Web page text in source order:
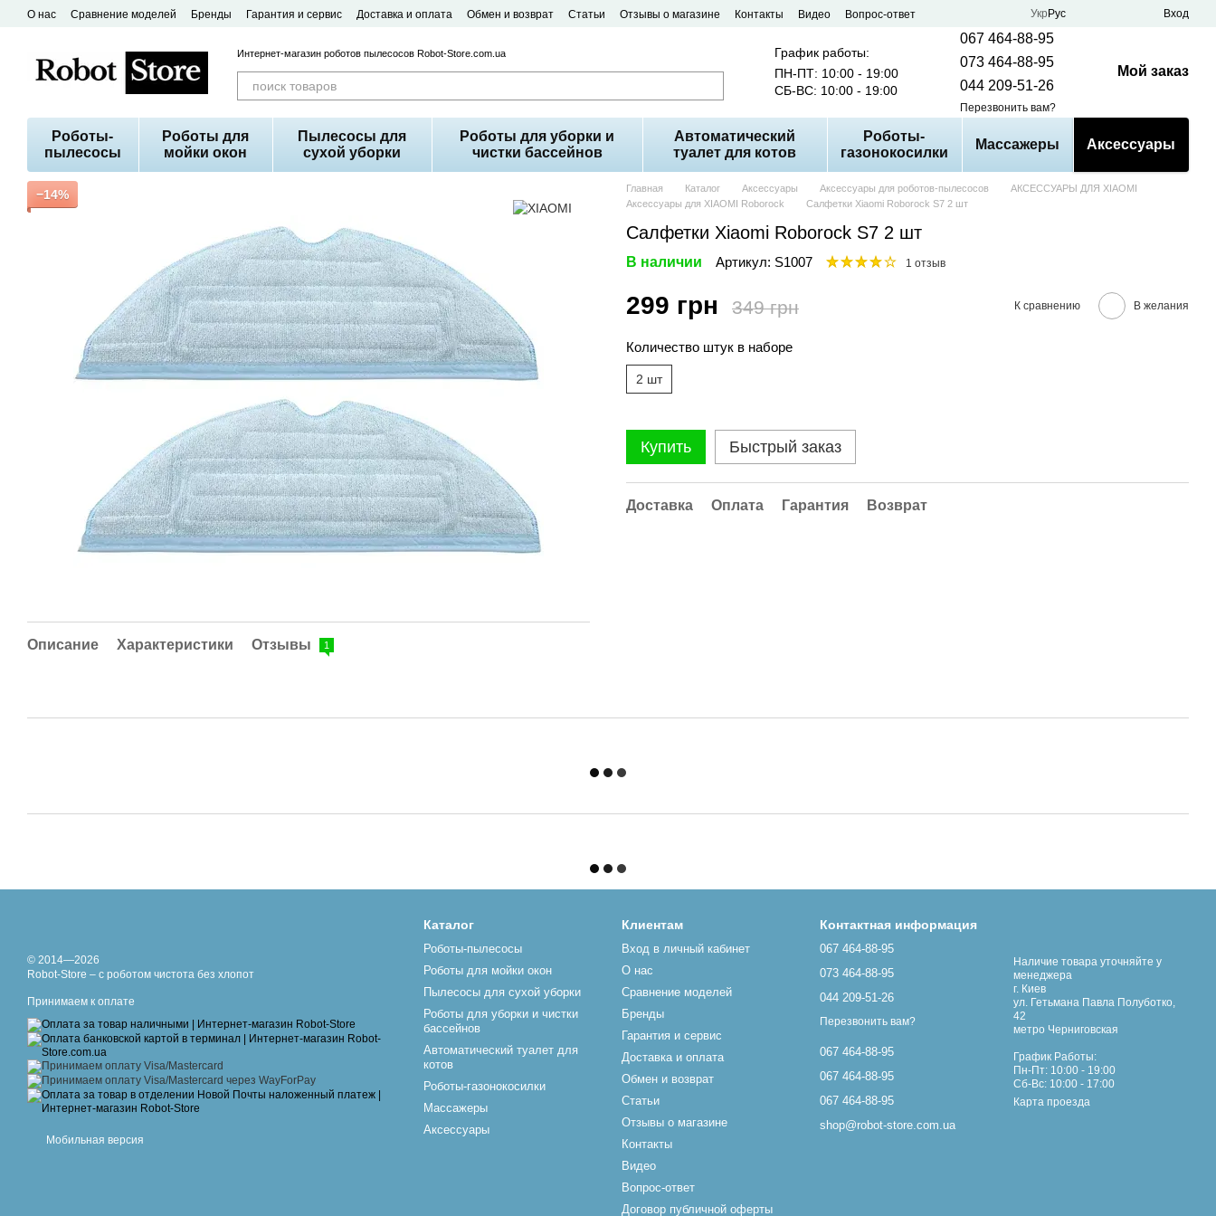
Перейти к основному контенту
О нас Сравнение моделей Бренды Гарантия и сервис Доставка и оплата Обмен и возврат Статьи Отзывы о магазине Контакты Видео
Вопрос-ответ
Укр Рус Вход
Интернет-магазин роботов пылесосов Robot-Store.com.ua
График работы:
ПН-ПТ: 10:00 - 19:00
СБ-ВС: 10:00 - 19:00
067 464-88-95
073 464-88-95
044 209-51-26
Перезвонить вам?
Мой заказ
Роботы-
пылесосы
Роботы для
мойки окон
Пылесосы для
сухой уборки
Роботы для уборки и
чистки бассейнов
Автоматический
туалет для котов
Роботы-
газонокосилки
Массажеры Аксессуары
−14%
Описание Характеристики Отзывы 1
Главная Каталог Аксессуары Аксессуары для роботов-пылесосов
АКСЕССУАРЫ ДЛЯ XIAOMI
Аксессуары для XIAOMI Roborock
Салфетки Xiaomi Roborock S7 2 шт
Салфетки Xiaomi Roborock S7 2 шт
В наличии Артикул: S1007 1 отзыв
299 грн 349 грн К сравнению В желания
Количество штук в наборе
2 шт
Купить Быстрый заказ
Доставка Оплата Гарантия Возврат
© 2014—2026
Robot-Store – с роботом чистота без хлопот
Принимаем к оплате
Мобильная версия
Каталог
Роботы-пылесосы
Роботы для мойки окон
Пылесосы для сухой уборки
Роботы для уборки и чистки
бассейнов
Автоматический туалет для
котов
Роботы-газонокосилки
Массажеры
Аксессуары
Клиентам
Вход в личный кабинет
О нас
Сравнение моделей
Бренды
Гарантия и сервис
Доставка и оплата
Обмен и возврат
Статьи
Отзывы о магазине
Контакты
Видео
Вопрос-ответ
Договор публичной оферты
Контактная информация
067 464-88-95
073 464-88-95
044 209-51-26
Перезвонить вам?
067 464-88-95
067 464-88-95
067 464-88-95
shop@robot-store.com.ua
Наличие товара уточняйте у
менеджера
г. Киев
ул. Гетьмана Павла Полуботко,
42
метро Черниговская
График Работы:
Пн-Пт: 10:00 - 19:00
Сб-Вс: 10:00 - 17:00
Карта проезда